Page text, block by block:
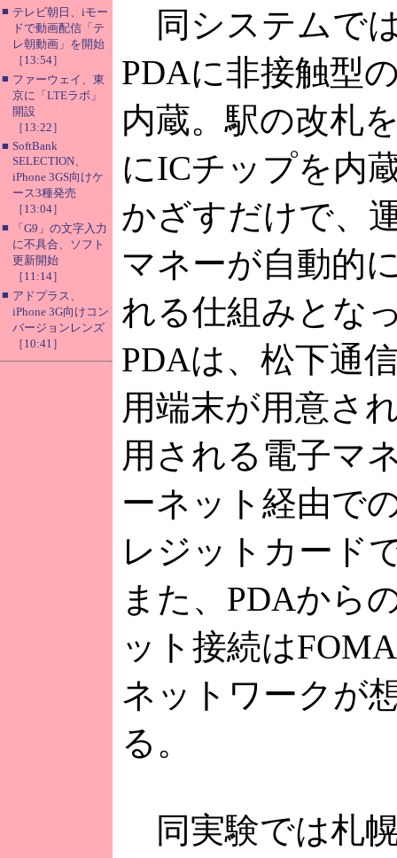
■ テレビ朝日、iモー
ドで動画配信「テ
レ朝動画」を開始
［13:54］
■ ファーウェイ、東
京に「LTEラボ」
開設
［13:22］
■ SoftBank
SELECTION、
iPhone 3GS向けケ
ース3種発売
［13:04］
■
「G9」の文字入力
に不具合、ソフト
更新開始
［11:14］
■ アドプラス、
iPhone 3G向けコン
バージョンレンズ
［10:41］
同システムで
PDAに非接触型
内蔵。駅の改札
にICチップを内
かざすだけで、
マネーが自動的
れる仕組みとな
PDAは、松下通
用端末が用意さ
用される電子マ
ーネット経由で
レジットカード
また、PDAから
ット接続は
ネットワークが
る。
同実験では札